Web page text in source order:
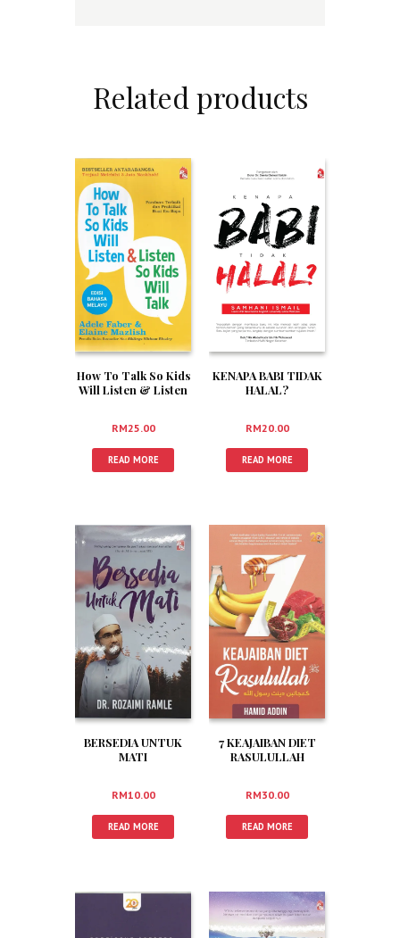
Related products
How To Talk So Kids
Will Listen & Listen
RM25.00
READ MORE
KENAPA BABI TIDAK
HALAL?
RM20.00
READ MORE
BERSEDIA UNTUK
MATI
RM10.00
READ MORE
7 KEAJAIBAN DIET
RASULULLAH
RM30.00
READ MORE